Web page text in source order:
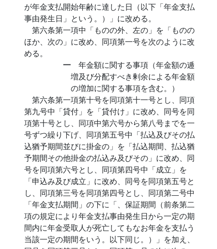
が年金支払開始年齢に達した日（以下「年金支払
事由発生日」という。）」に改める。
第六条第一項中「ものの外、左の」を「ものの
ほか、次の」に改め、同項第一号を次のように改
める。
一 年金額に関する事項（年金額の逓
増及び分配すべき剰余による年金額
の増加に関する事項を含む。）
第六条第一項第十号を同項第十一号とし、同項
第九号中「貸付」を「貸付け」に改め、同号を同
項第十号とし、同項中第六号から第八号までを一
号ずつ繰り下げ、同項第五号中「払込及びその払
込猶予期間並びに掛金の」を「払込期間、払込猶
予期間その他掛金の払込み及びその」に改め、同
号を同項第六号とし、同項第四号中「成立」を
「申込み及び成立」に改め、同号を同項第五号と
し、同項第三号を同項第四号とし、同項第二号中
「年金支払期間」の下に「、保証期間（前条第二
項の規定により年金支払事由発生日から一定の期
間内に年金受取人が死亡してもなお年金を支払う
当該一定の期間をいう。以下同じ。）」を加え、